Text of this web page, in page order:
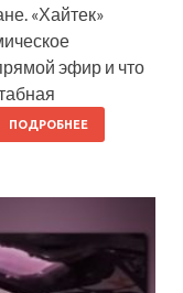
«Хайтек»
эфир и что
ПОДРОБНЕЕ